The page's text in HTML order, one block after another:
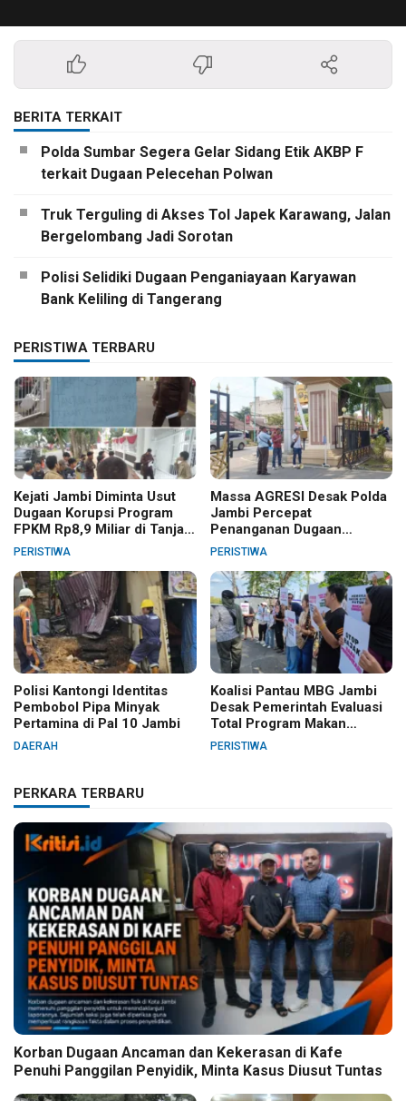
BERITA TERKAIT
Polda Sumbar Segera Gelar Sidang Etik AKBP F
terkait Dugaan Pelecehan Polwan
Truk Terguling di Akses Tol Japek Karawang, Jalan
Bergelombang Jadi Sorotan
Polisi Selidiki Dugaan Penganiayaan Karyawan
Bank Keliling di Tangerang
PERISTIWA TERBARU
Kejati Jambi Diminta Usut
Dugaan Korupsi Program
FPKM Rp8,9 Miliar di Tanjab
Barat
PERISTIWA
Massa AGRESI Desak Polda
Jambi Percepat
Penanganan Dugaan
Pelanggaran Hak Cipta Buku
PERISTIWA
Polisi Kantongi Identitas
Pembobol Pipa Minyak
Pertamina di Pal 10 Jambi
DAERAH
Koalisi Pantau MBG Jambi
Desak Pemerintah Evaluasi
Total Program Makan
Bergizi Gratis
PERISTIWA
PERKARA TERBARU
Korban Dugaan Ancaman dan Kekerasan di Kafe
Penuhi Panggilan Penyidik, Minta Kasus Diusut Tuntas